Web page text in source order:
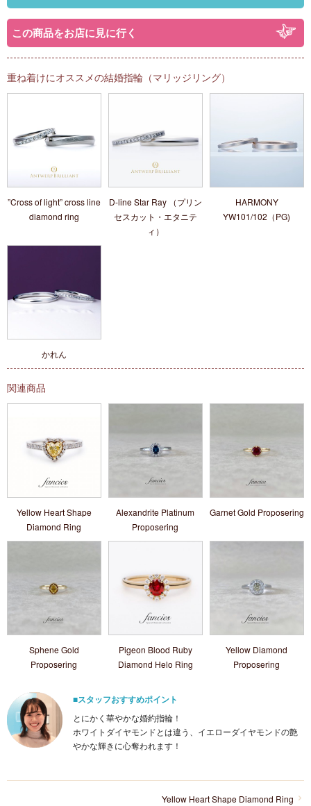
この商品をお店に見に行く
重ね着けにオススメの結婚指輪（マリッジリング）
”Cross of light” cross line
diamond ring
D-line Star Ray （プリン
セスカット・エタニテ
ィ）
HARMONY
YW101/102（PG)
かれん
関連商品
Yellow Heart Shape
Diamond Ring
Alexandrite Platinum
Proposering
Garnet Gold Proposering
Sphene Gold
Proposering
Pigeon Blood Ruby
Diamond Helo Ring
Yellow Diamond
Proposering
■スタッフおすすめポイント
とにかく華やかな婚約指輪！
ホワイトダイヤモンドとは違う、イエローダイヤモンドの艶
やかな輝きに心奪われます！
Yellow Heart Shape Diamond Ring